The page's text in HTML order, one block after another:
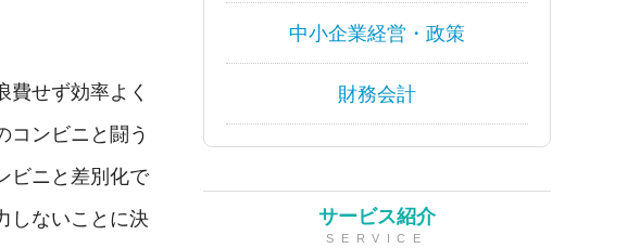
せず効率よく
コンビニと闘う
ビニと差別化で
しないことに決
中小企業経営・政策
財務会計
サービス紹介
SERVICE